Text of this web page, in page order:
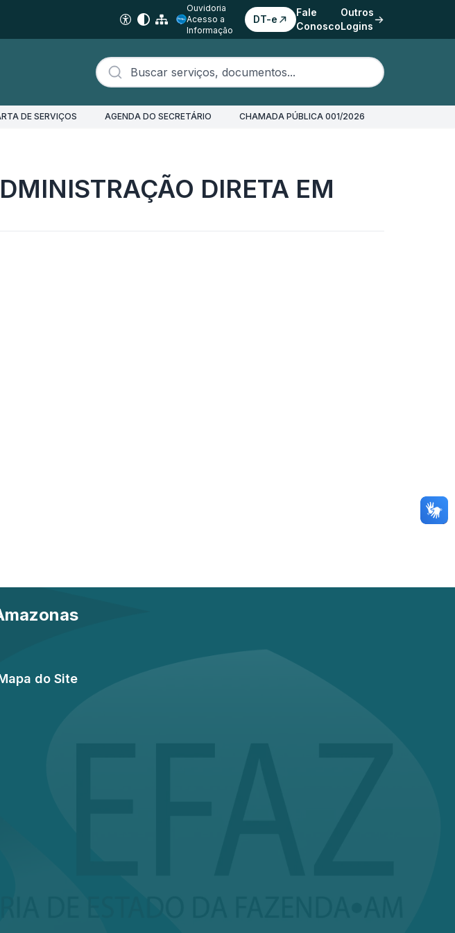
Ouvidoria
Acesso a
Informação
DT-e
Fale
Conosco
Outros
Logins
Buscar serviços, documentos...
DE SERVIÇOS AGENDA DO SECRETÁRIO CHAMADA PÚBLICA 001/2026
DIRETA EM
do Site